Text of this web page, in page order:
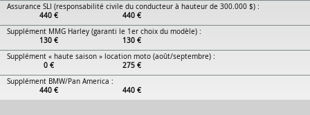
Assurance SLI (responsabilité civile du conducteur à hauteur de 300.000 $) :
440 €
440 €
Supplément MMG Harley (garanti le 1er choix du modèle) :
130 €
130 €
Supplément « haute saison » location moto (août/septembre) :
0 €
275 €
Supplément BMW/Pan America :
440 €
440 €